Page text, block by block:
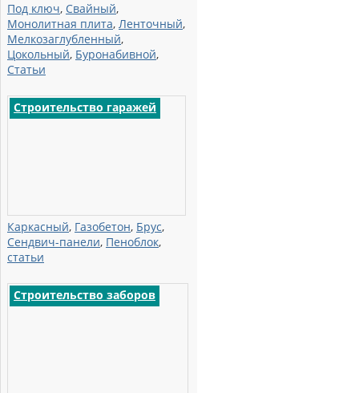
Под ключ, Свайный,
Монолитная плита, Ленточный,
Мелкозаглубленный,
Цокольный, Буронабивной,
Статьи
Строительство гаражей
Каркасный, Газобетон, Брус,
Сендвич-панели, Пеноблок,
статьи
Строительство заборов